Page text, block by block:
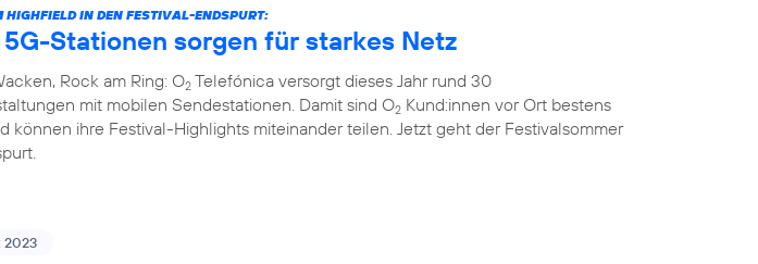
HIGHFIELD IN DEN FESTIVAL-ENDSPURT:
Stationen sorgen für starkes Netz
Rock am Ring: O2 Telefónica versorgt dieses Jahr rund 30
mit mobilen Sendestationen. Damit sind O2 Kund:innen vor Ort bestens
können ihre Festival-Highlights miteinander teilen. Jetzt geht der Festivalsommer
2023